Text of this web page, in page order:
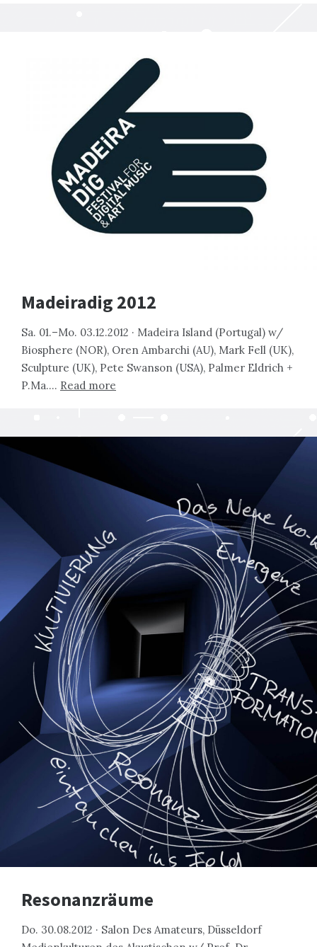
Madeiradig 2012
Sa. 01.–Mo. 03.12.2012 · Madeira Island (Portugal) w/
Biosphere (NOR), Oren Ambarchi (AU), Mark Fell (UK),
Sculpture (UK), Pete Swanson (USA), Palmer Eldrich +
P.Ma…. Read more
Resonanzräume
Do. 30.08.2012 · Salon Des Amateurs, Düsseldorf